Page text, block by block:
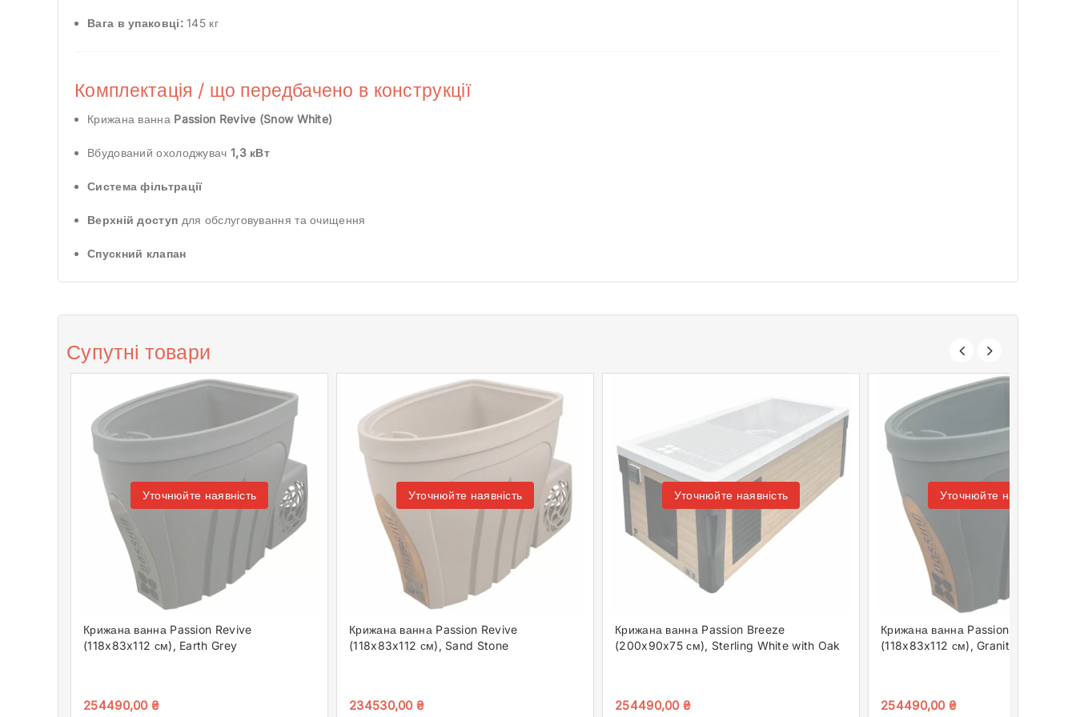
Вага в упаковці:145 кг
Комплектація / що передбачено в конструкції
Крижана ванна Passion Revive (Snow White)
Вбудований охолоджувач 1,3 кВт
Система фільтрації
Верхній доступ для обслуговування та очищення
Спускний клапан
Супутні товари
Уточнюйте наявність
Крижана ванна Passion Revive
(118x83x112 см), Earth Grey
254490,00₴
Уточнюйте наявність
Крижана ванна Passion Revive
(118x83x112 см), Sand Stone
234530,00₴
Уточнюйте наявність
Крижана ванна Passion Breeze
(200x90x75 см), Sterling White with Oak
254490,00₴
Уточнюйте наявність
Крижана ванна Passion Revive
(118x83x112 см), Granite Grey
254490,00₴